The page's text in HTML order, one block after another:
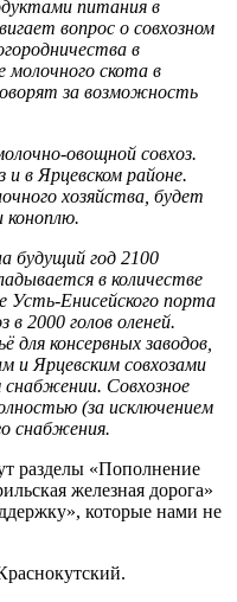
питания в
вопрос о совхозном
в
молочного скота в
за возможность
овощной совхоз.
и в Ярцевском районе.
хозяйства, будет
коноплю.
будущий год 2100
в количестве
Усть-Енисейского порта
в 2000 голов оленей.
консервных заводов,
и Ярцевским совхозами
снабжении. Совхозное
(за исключением
снабжения.
разделы «Пополнение
железная дорога»
которые нами не